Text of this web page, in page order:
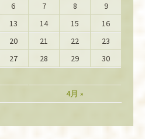
4月 »
6 7 8
9
13 14 15
16
20 21 22
23
27 28 29
30